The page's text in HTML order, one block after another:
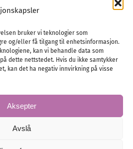
bruker vi teknologier som
og/eller få tilgang til enhetsinformasjon.
kan vi behandle data som
dette nettstedet. Hvis du ikke samtykker
kan det ha negativ innvirkning på visse
Aksepter
Avslå
:23 00 80 90
nordicbridalmedia.com